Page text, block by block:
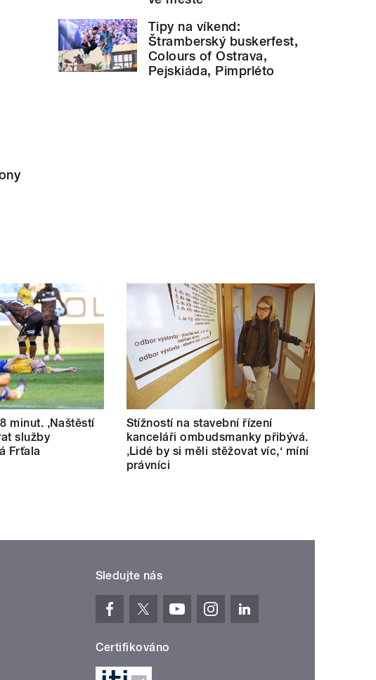
Tipy na víkend:
Štramberský buskerfest,
Colours of Ostrava,
Pejskiáda, Pimprléto
minut. ,Naštěstí
služby
Frťala
Stížností na stavební řízení
kanceláři ombudsmanky přibývá.
‚Lidé by si měli stěžovat víc,‘ míní
právníci
Sledujte nás
Certifikováno